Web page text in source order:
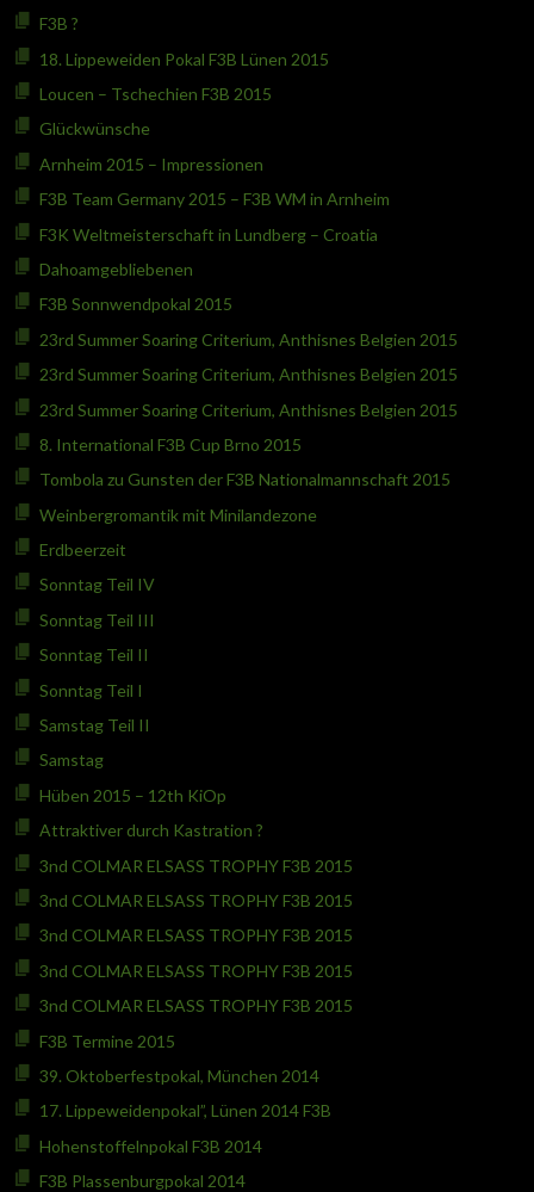
F3B ?
18. Lippeweiden Pokal F3B Lünen 2015
Loucen – Tschechien F3B 2015
Glückwünsche
Arnheim 2015 – Impressionen
F3B Team Germany 2015 – F3B WM in Arnheim
F3K Weltmeisterschaft in Lundberg – Croatia
Dahoamgebliebenen
F3B Sonnwendpokal 2015
23rd Summer Soaring Criterium, Anthisnes Belgien 2015
23rd Summer Soaring Criterium, Anthisnes Belgien 2015
23rd Summer Soaring Criterium, Anthisnes Belgien 2015
8. International F3B Cup Brno 2015
Tombola zu Gunsten der F3B Nationalmannschaft 2015
Weinbergromantik mit Minilandezone
Erdbeerzeit
Sonntag Teil IV
Sonntag Teil III
Sonntag Teil II
Sonntag Teil I
Samstag Teil II
Samstag
Hüben 2015 – 12th KiOp
Attraktiver durch Kastration ?
3nd COLMAR ELSASS TROPHY F3B 2015
3nd COLMAR ELSASS TROPHY F3B 2015
3nd COLMAR ELSASS TROPHY F3B 2015
3nd COLMAR ELSASS TROPHY F3B 2015
3nd COLMAR ELSASS TROPHY F3B 2015
F3B Termine 2015
39. Oktoberfestpokal, München 2014
17. Lippeweidenpokal”, Lünen 2014 F3B
Hohenstoffelnpokal F3B 2014
F3B Plassenburgpokal 2014